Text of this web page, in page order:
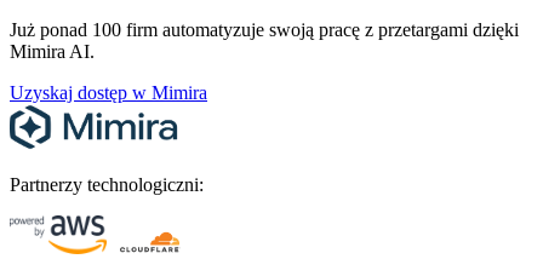
Już ponad 100 firm automatyzuje swoją pracę z przetargami dzięki
Mimira AI.
Uzyskaj dostęp w Mimira
Partnerzy technologiczni: